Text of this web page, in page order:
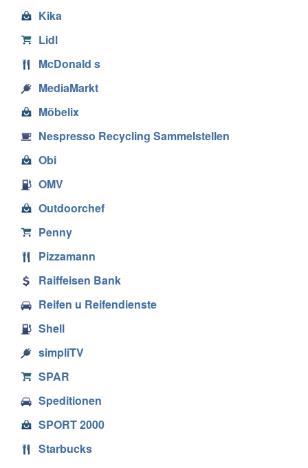
Kika
Lidl
McDonald s
MediaMarkt
Möbelix
Nespresso Recycling Sammelstellen
Obi
OMV
Outdoorchef
Penny
Pizzamann
Raiffeisen Bank
Reifen u Reifendienste
Shell
simpliTV
SPAR
Speditionen
SPORT 2000
Starbucks